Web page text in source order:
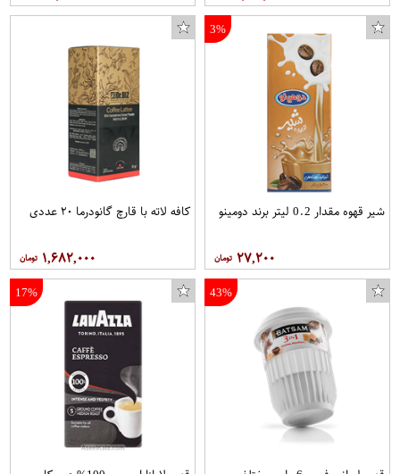
3%
شیر قهوه مقدار 0.2 لیتر برند دومینو
۲۷,۲۰۰
کافه لاته با قارچ گانودرما ۲۰ عددی
۱,۶۸۲,۰۰۰
43%
17%